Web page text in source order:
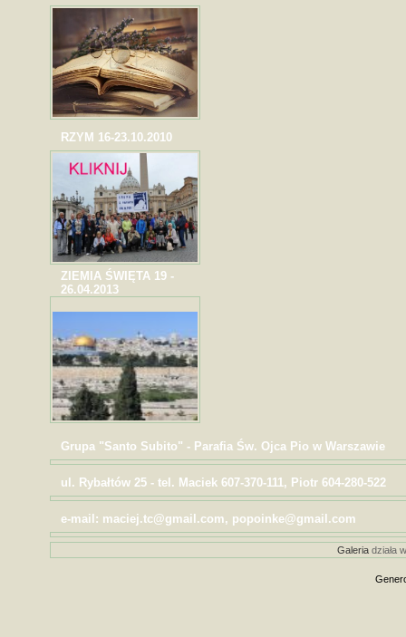
RZYM 16-23.10.2010
ZIEMIA ŚWIĘTA 19 -
26.04.2013
Grupa "Santo Subito" - Parafia Św. Ojca Pio w Warszawie
ul. Rybałtów 25 - tel. Maciek 607-370-111, Piotr 604-280-522
e-mail: maciej.tc@gmail.com, popoinke@gmail.com
Galeriadziała